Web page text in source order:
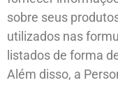
sobre seus
utilizados nas
listados de forma
Além disso, a